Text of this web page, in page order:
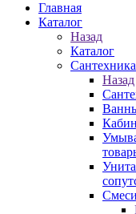
Главная
Каталог
Назад
Каталог
Сантехника
Назад